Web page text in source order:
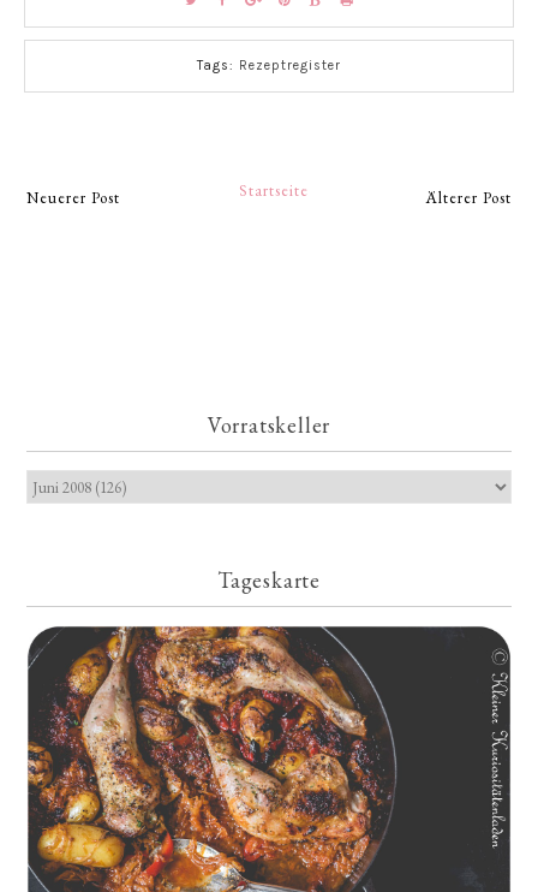
Tags: Rezeptregister
Neuerer Post Älterer Post
Startseite
Vorratskeller
Tageskarte